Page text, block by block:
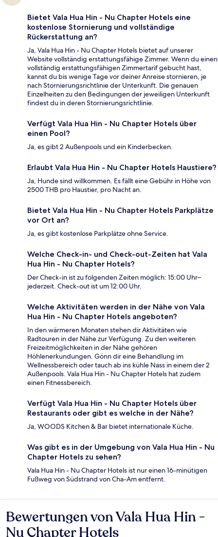
Bietet Vala Hua Hin - Nu Chapter Hotels eine
kostenlose Stornierung und vollständige
Rückerstattung an?
Ja, Vala Hua Hin - Nu Chapter Hotels bietet auf unserer
Website vollständig erstattungsfähige Zimmer. Wenn du einen
vollständig erstattungsfähigen Zimmertarif gebucht hast,
kannst du bis wenige Tage vor deiner Anreise stornieren, je
nach Stornierungsrichtlinie der Unterkunft. Die genauen
Einzelheiten zu den Bedingungen der jeweiligen Unterkunft
findest du in deren Stornierungsrichtlinie.
Verfügt Vala Hua Hin - Nu Chapter Hotels über
einen Pool?
Ja, es gibt 2 Außenpools und ein Kinderbecken.
Erlaubt Vala Hua Hin - Nu Chapter Hotels Haustiere?
Ja, Hunde sind willkommen. Es fällt eine Gebühr in Höhe von
2500 THB pro Haustier, pro Nacht an.
Bietet Vala Hua Hin - Nu Chapter Hotels Parkplätze
vor Ort an?
Ja, es gibt kostenlose Parkplätze ohne Service.
Welche Check-in- und Check-out-Zeiten hat Vala
Hua Hin - Nu Chapter Hotels?
Der Check-in ist zu folgenden Zeiten möglich: 15:00 Uhr–
jederzeit. Check-out ist um 12:00 Uhr.
Welche Aktivitäten werden in der Nähe von Vala
Hua Hin - Nu Chapter Hotels angeboten?
In den wärmeren Monaten stehen dir Aktivitäten wie
Radtouren in der Nähe zur Verfügung. Zu den weiteren
Freizeitmöglichkeiten in der Nähe gehören
Höhlenerkundungen. Gönn dir eine Behandlung im
Wellnessbereich oder tauch ab ins kühle Nass in einem der 2
Außenpools. Vala Hua Hin - Nu Chapter Hotels hat zudem
einen Fitnessbereich.
Verfügt Vala Hua Hin - Nu Chapter Hotels über
Restaurants oder gibt es welche in der Nähe?
Ja, WOODS Kitchen & Bar bietet internationale Küche.
Was gibt es in der Umgebung von Vala Hua Hin - Nu
Chapter Hotels zu sehen?
Vala Hua Hin - Nu Chapter Hotels ist nur einen 16-minütigen
Fußweg von Südstrand von Cha-Am entfernt.
Bewertungen
Bewertungen von Vala Hua Hin -
Nu Chapter Hotels